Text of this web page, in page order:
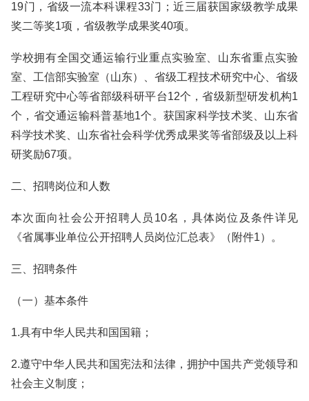
19门，省级一流本科课程33门；近三届获国家级教学成果
奖二等奖1项，省级教学成果奖40项。
学校拥有全国交通运输行业重点实验室、山东省重点实验
室、工信部实验室（山东）、省级工程技术研究中心、省级
工程研究中心等省部级科研平台12个，省级新型研发机构1
个，省交通运输科普基地1个。获国家科学技术奖、山东省
科学技术奖、山东省社会科学优秀成果奖等省部级及以上科
研奖励67项。
二、招聘岗位和人数
本次面向社会公开招聘人员10名，具体岗位及条件详见
《省属事业单位公开招聘人员岗位汇总表》（附件1）。
三、招聘条件
（一）基本条件
1.具有中华人民共和国国籍；
2.遵守中华人民共和国宪法和法律，拥护中国共产党领导和
社会主义制度；